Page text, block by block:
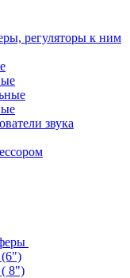
регуляторы к ним
звука
8")